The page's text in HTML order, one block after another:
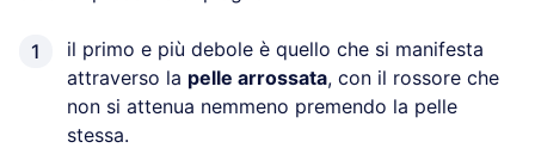
il primo e più debole è quello che si manifesta
attraverso la pelle arrossata, con il rossore che
non si attenua nemmeno premendo la pelle
stessa.